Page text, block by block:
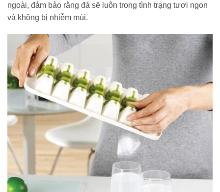
ngoài, đảm bảo rằng đá sẽ luôn trong tình trạng tươi ngon
và không bị nhiễm mùi.